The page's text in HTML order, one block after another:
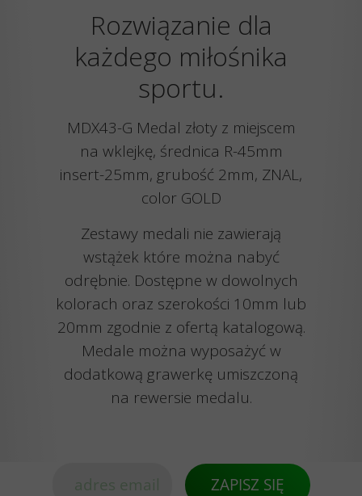
Rozwiązanie dla
każdego miłośnika
sportu.
MDX43-G Medal złoty z miejscem
na wklejkę, średnica R-45mm
insert-25mm, grubość 2mm, ZNAL,
color GOLD
Zestawy medali nie zawierają
wstążek które można nabyć
odrębnie. Dostępne w dowolnych
kolorach oraz szerokości 10mm lub
20mm zgodnie z ofertą katalogową.
Medale można wyposażyć w
dodatkową grawerkę umiszczoną
na rewersie medalu.
ZAPISZ SIĘ